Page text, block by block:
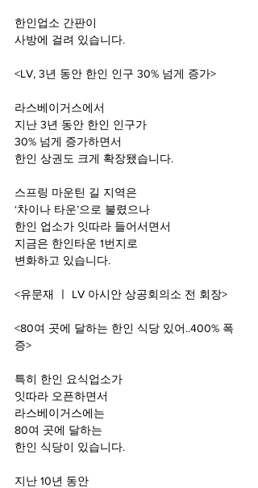
한인업소 간판이
사방에 걸려 있습니다.
<LV, 3년 동안 한인 인구 30% 넘게 증가>
라스베이거스에서
지난 3년 동안 한인 인구가
30% 넘게 증가하면서
한인 상권도 크게 확장됐습니다.
스프링 마운틴 길 지역은
‘차이나 타운’으로 불렸으나
한인 업소가 잇따라 들어서면서
지금은 한인타운 1번지로
변화하고 있습니다.
<유문재 ㅣ LV 아시안 상공회의소 전 회장>
<80여 곳에 달하는 한인 식당 있어..400% 폭
증>
특히 한인 요식업소가
잇따라 오픈하면서
라스베이거스에는
80여 곳에 달하는
한인 식당이 있습니다.
지난 10년 동안